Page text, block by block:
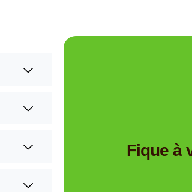
Fique à
Tem dúvidas se a